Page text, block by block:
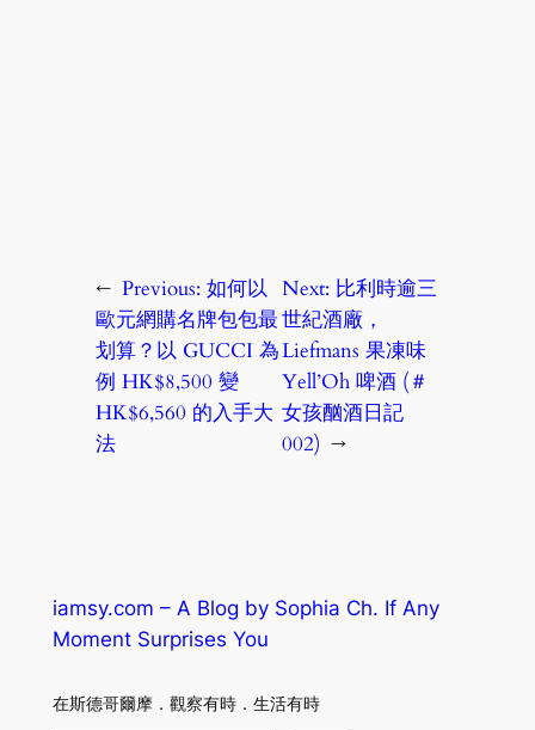
← Previous: 如何以
歐元網購名牌包包最
划算？以 GUCCI 為
例 HK$8,500 變
HK$6,560 的入手大
法
Next: 比利時逾三
世紀酒廠，
Liefmans 果凍味
Yell’Oh 啤酒 (＃
女孩酗酒日記
002) →
iamsy.com – A Blog by Sophia Ch. If Any
Moment Surprises You
在斯德哥爾摩．觀察有時．生活有時